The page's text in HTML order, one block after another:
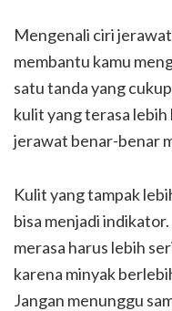
Mengenali ciri
membantu kamu
satu tanda yang
kulit yang terasa
jerawat benar-benar
Kulit yang tampak
bisa menjadi
merasa harus lebih
karena minyak
Jangan menunggu